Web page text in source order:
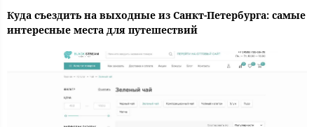
Куда съездить на выходные из Санкт-Петербурга: самые
интересные места для путешествий